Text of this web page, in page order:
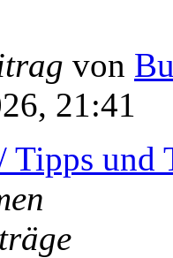
von
21:41
Tipps und